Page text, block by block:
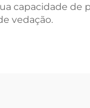
capacidade de
vedação.